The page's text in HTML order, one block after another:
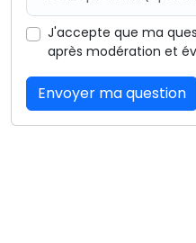
J'accepte que ma
après modération et
Envoyer ma question